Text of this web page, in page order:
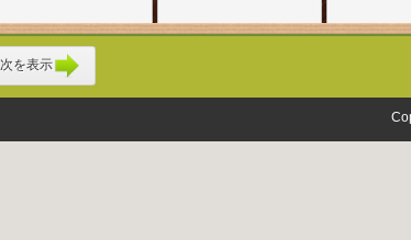
次を表示